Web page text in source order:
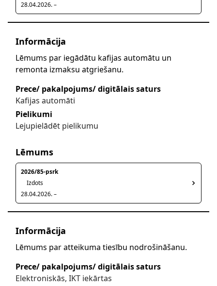
28.04.2026. –
Informācija
Lēmums par iegādātu kafijas automātu un
remonta izmaksu atgriešanu.
Prece/ pakalpojums/ digitālais saturs
Kafijas automāti
Pielikumi
Lejupielādēt pielikumu
Lēmums
2026/85-psrk
Izdots
28.04.2026. –
Informācija
Lēmums par atteikuma tiesību nodrošināšanu.
Prece/ pakalpojums/ digitālais saturs
Elektroniskās, IKT iekārtas